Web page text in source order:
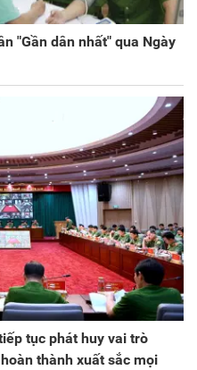
"Gần dân nhất" qua Ngày
tục phát huy vai trò
thành xuất sắc mọi